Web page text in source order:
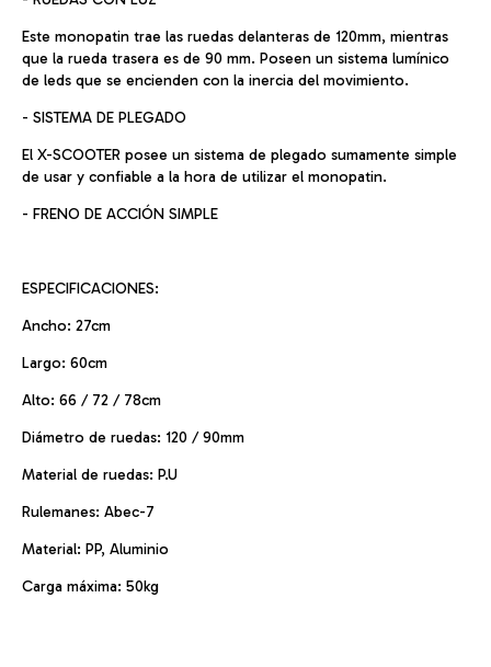
Este monopatin trae las ruedas delanteras de 120mm, mientras
que la rueda trasera es de 90 mm. Poseen un sistema lumínico
de leds que se encienden con la inercia del movimiento.
- SISTEMA DE PLEGADO
El X-SCOOTER posee un sistema de plegado sumamente simple
de usar y confiable a la hora de utilizar el monopatin.
- FRENO DE ACCIÓN SIMPLE
ESPECIFICACIONES:
Ancho: 27cm
Largo: 60cm
Alto: 66 / 72 / 78cm
Diámetro de ruedas: 120 / 90mm
Material de ruedas: P.U
Rulemanes: Abec-7
Material: PP, Aluminio
Carga máxima: 50kg